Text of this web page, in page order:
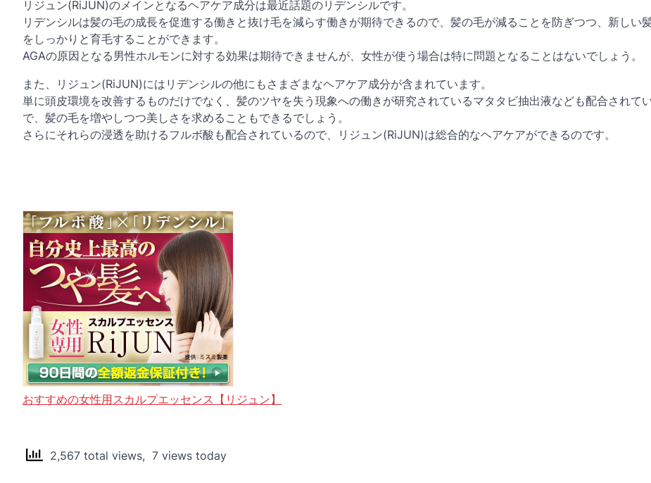
リジュン(RiJUN)のメインとなるヘアケア成分は最近話題のリデンシルです。
リデンシルは髪の毛の成長を促進する働きと抜け毛を減らす働きが期待できるので、髪の毛が減ることを防ぎつつ、新しい
をしっかりと育毛することができます。
AGAの原因となる男性ホルモンに対する効果は期待できませんが、女性が使う場合は特に問題となることはないでしょう。
また、リジュン(RiJUN)にはリデンシルの他にもさまざまなヘアケア成分が含まれています。
単に頭皮環境を改善するものだけでなく、髪のツヤを失う現象への働きが研究されているマタタビ抽出液なども配合されて
で、髪の毛を増やしつつ美しさを求めることもできるでしょう。
さらにそれらの浸透を助けるフルボ酸も配合されているので、リジュン(RiJUN)は総合的なヘアケアができるのです。
おすすめの女性用スカルプエッセンス【リジュン】
2,567 total views, 7 views today